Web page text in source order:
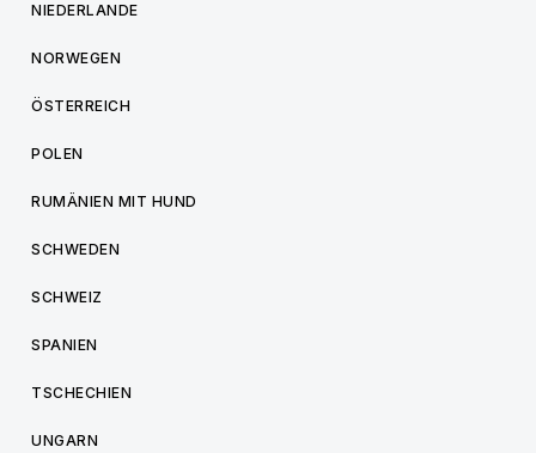
NIEDERLANDE
NORWEGEN
ÖSTERREICH
POLEN
RUMÄNIEN MIT HUND
SCHWEDEN
SCHWEIZ
SPANIEN
TSCHECHIEN
UNGARN